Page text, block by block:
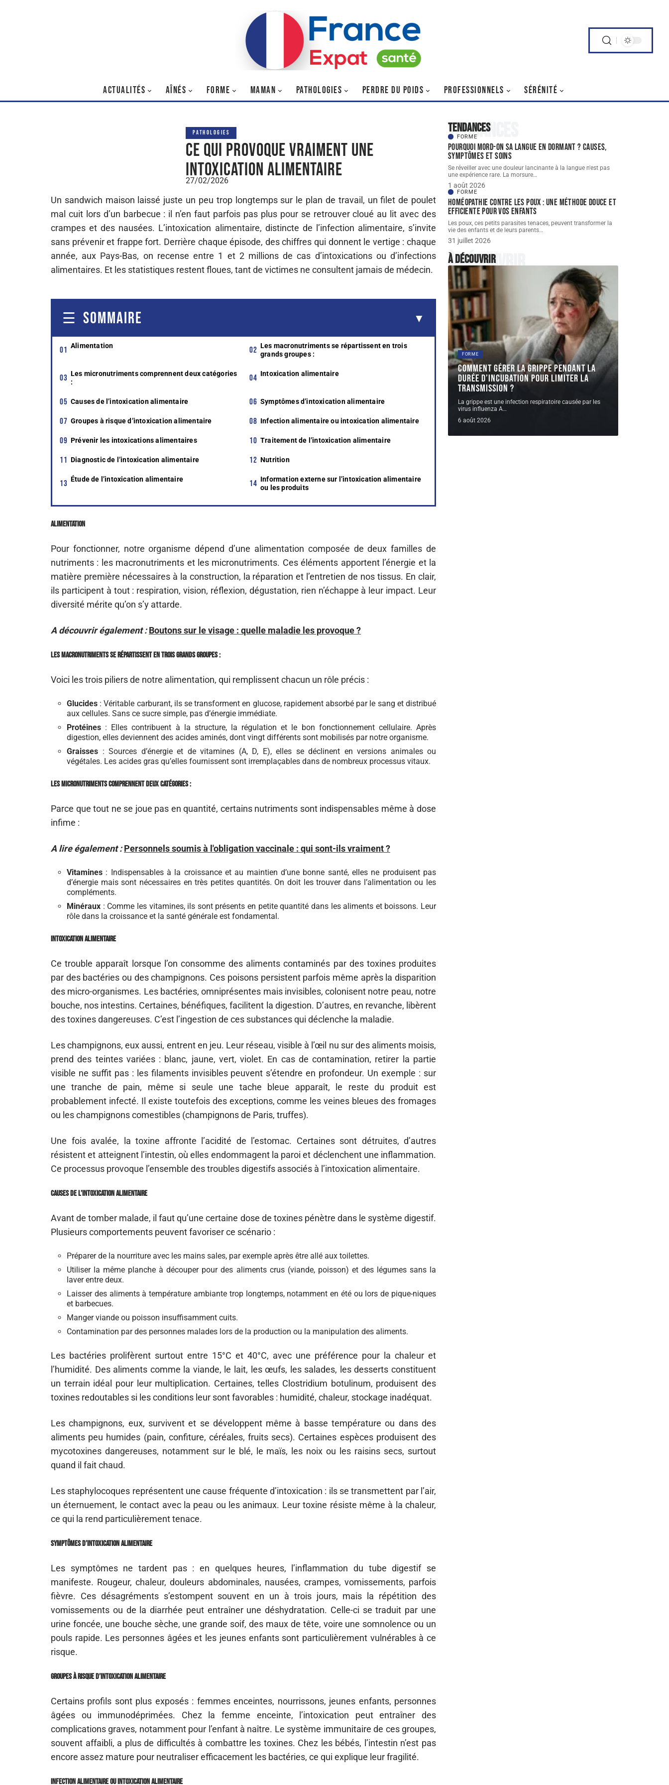
ACTUALITÉS AÎNÉS FORME MAMAN PATHOLOGIES PERDRE DU POIDS PROFESSIONNELS SÉRÉNITÉ
PATHOLOGIES
Ce qui provoque vraiment une
intoxication alimentaire
27/02/2026
Un sandwich maison laissé juste un peu trop longtemps sur le plan de travail, un filet de poulet
mal cuit lors d’un barbecue : il n’en faut parfois pas plus pour se retrouver cloué au lit avec des
crampes et des nausées. L’intoxication alimentaire, distincte de l’infection alimentaire, s’invite
sans prévenir et frappe fort. Derrière chaque épisode, des chiffres qui donnent le vertige : chaque
année, aux Pays-Bas, on recense entre 1 et 2 millions de cas d’intoxications ou d’infections
alimentaires. Et les statistiques restent floues, tant de victimes ne consultent jamais de médecin.
SOMMAIRE
Alimentation
Les macronutriments se répartissent en trois
grands groupes :
Les micronutriments comprennent deux catégories
:
Intoxication alimentaire
Causes de l’intoxication alimentaire Symptômes d’intoxication alimentaire
Groupes à risque d’intoxication alimentaire Infection alimentaire ou intoxication alimentaire
Prévenir les intoxications alimentaires Traitement de l’intoxication alimentaire
Diagnostic de l’intoxication alimentaire Nutrition
Étude de l’intoxication alimentaire
Information externe sur l’intoxication alimentaire
ou les produits
Alimentation
Pour fonctionner, notre organisme dépend d’une alimentation composée de deux familles de
nutriments : les macronutriments et les micronutriments. Ces éléments apportent l’énergie et la
matière première nécessaires à la construction, la réparation et l’entretien de nos tissus. En clair,
ils participent à tout : respiration, vision, réflexion, dégustation, rien n’échappe à leur impact. Leur
diversité mérite qu’on s’y attarde.
A découvrir également : Boutons sur le visage : quelle maladie les provoque ?
Les macronutriments se répartissent en trois grands groupes :
Voici les trois piliers de notre alimentation, qui remplissent chacun un rôle précis :
Glucides : Véritable carburant, ils se transforment en glucose, rapidement absorbé par le sang et distribué
aux cellules. Sans ce sucre simple, pas d’énergie immédiate.
Protéines : Elles contribuent à la structure, la régulation et le bon fonctionnement cellulaire. Après
digestion, elles deviennent des acides aminés, dont vingt différents sont mobilisés par notre organisme.
Graisses : Sources d’énergie et de vitamines (A, D, E), elles se déclinent en versions animales ou
végétales. Les acides gras qu’elles fournissent sont irremplaçables dans de nombreux processus vitaux.
Les micronutriments comprennent deux catégories :
Parce que tout ne se joue pas en quantité, certains nutriments sont indispensables même à dose
infime :
A lire également : Personnels soumis à l'obligation vaccinale : qui sont-ils vraiment ?
Vitamines : Indispensables à la croissance et au maintien d’une bonne santé, elles ne produisent pas
d’énergie mais sont nécessaires en très petites quantités. On doit les trouver dans l’alimentation ou les
compléments.
Minéraux : Comme les vitamines, ils sont présents en petite quantité dans les aliments et boissons. Leur
rôle dans la croissance et la santé générale est fondamental.
Intoxication alimentaire
Ce trouble apparaît lorsque l’on consomme des aliments contaminés par des toxines produites
par des bactéries ou des champignons. Ces poisons persistent parfois même après la disparition
des micro-organismes. Les bactéries, omniprésentes mais invisibles, colonisent notre peau, notre
bouche, nos intestins. Certaines, bénéfiques, facilitent la digestion. D’autres, en revanche, libèrent
des toxines dangereuses. C’est l’ingestion de ces substances qui déclenche la maladie.
Les champignons, eux aussi, entrent en jeu. Leur réseau, visible à l’œil nu sur des aliments moisis,
prend des teintes variées : blanc, jaune, vert, violet. En cas de contamination, retirer la partie
visible ne suffit pas : les filaments invisibles peuvent s’étendre en profondeur. Un exemple : sur
une tranche de pain, même si seule une tache bleue apparaît, le reste du produit est
probablement infecté. Il existe toutefois des exceptions, comme les veines bleues des fromages
ou les champignons comestibles (champignons de Paris, truffes).
Une fois avalée, la toxine affronte l’acidité de l’estomac. Certaines sont détruites, d’autres
résistent et atteignent l’intestin, où elles endommagent la paroi et déclenchent une inflammation.
Ce processus provoque l’ensemble des troubles digestifs associés à l’intoxication alimentaire.
Causes de l’intoxication alimentaire
Avant de tomber malade, il faut qu’une certaine dose de toxines pénètre dans le système digestif.
Plusieurs comportements peuvent favoriser ce scénario :
Préparer de la nourriture avec les mains sales, par exemple après être allé aux toilettes.
Utiliser la même planche à découper pour des aliments crus (viande, poisson) et des légumes sans la
laver entre deux.
Laisser des aliments à température ambiante trop longtemps, notamment en été ou lors de pique-niques
et barbecues.
Manger viande ou poisson insuffisamment cuits.
Contamination par des personnes malades lors de la production ou la manipulation des aliments.
Les bactéries prolifèrent surtout entre 15°C et 40°C, avec une préférence pour la chaleur et
l’humidité. Des aliments comme la viande, le lait, les œufs, les salades, les desserts constituent
un terrain idéal pour leur multiplication. Certaines, telles Clostridium botulinum, produisent des
toxines redoutables si les conditions leur sont favorables : humidité, chaleur, stockage inadéquat.
Les champignons, eux, survivent et se développent même à basse température ou dans des
aliments peu humides (pain, confiture, céréales, fruits secs). Certaines espèces produisent des
mycotoxines dangereuses, notamment sur le blé, le maïs, les noix ou les raisins secs, surtout
quand il fait chaud.
Les staphylocoques représentent une cause fréquente d’intoxication : ils se transmettent par l’air,
un éternuement, le contact avec la peau ou les animaux. Leur toxine résiste même à la chaleur,
ce qui la rend particulièrement tenace.
Symptômes d’intoxication alimentaire
Les symptômes ne tardent pas : en quelques heures, l’inflammation du tube digestif se
manifeste. Rougeur, chaleur, douleurs abdominales, nausées, crampes, vomissements, parfois
fièvre. Ces désagréments s’estompent souvent en un à trois jours, mais la répétition des
vomissements ou de la diarrhée peut entraîner une déshydratation. Celle-ci se traduit par une
urine foncée, une bouche sèche, une grande soif, des maux de tête, voire une somnolence ou un
pouls rapide. Les personnes âgées et les jeunes enfants sont particulièrement vulnérables à ce
risque.
Groupes à risque d’intoxication alimentaire
Certains profils sont plus exposés : femmes enceintes, nourrissons, jeunes enfants, personnes
âgées ou immunodéprimées. Chez la femme enceinte, l’intoxication peut entraîner des
complications graves, notamment pour l’enfant à naître. Le système immunitaire de ces groupes,
souvent affaibli, a plus de difficultés à combattre les toxines. Chez les bébés, l’intestin n’est pas
encore assez mature pour neutraliser efficacement les bactéries, ce qui explique leur fragilité.
Infection alimentaire ou intoxication alimentaire
Tendances
Tendances
FORME
Pourquoi mord-on sa langue en dormant ? Causes,
symptômes et soins
Se réveiller avec une douleur lancinante à la langue n'est pas
une expérience rare. La morsure…
1 août 2026
FORME
Homéopathie contre les poux : une méthode douce et
efficiente pour vos enfants
Les poux, ces petits parasites tenaces, peuvent transformer la
vie des enfants et de leurs parents…
31 juillet 2026
À découvrir
À découvrir
FORME
Comment gérer la grippe pendant la
durée d’incubation pour limiter la
transmission ?
La grippe est une infection respiratoire causée par les
virus influenza A…
6 août 2026